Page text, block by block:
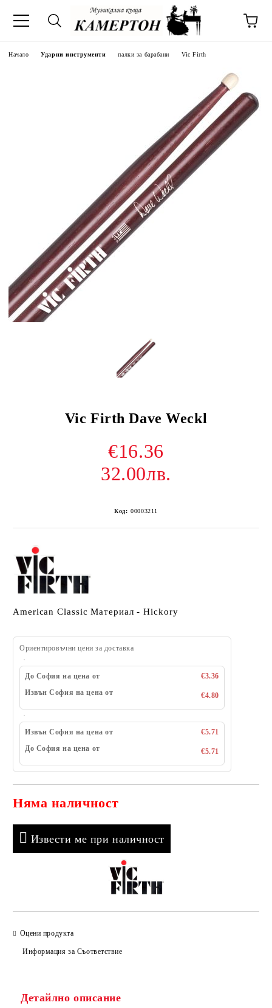
Начало Ударни инструменти палки за барабани Vic Firth
Vic Firth Dave Weckl
€16.36
32.00лв.
Код: 00003211
American Classic Материал - Hickory
Ориентировъчни цени за доставка
До София на цена от
€3.36
Извън София на цена от
€4.80
Извън София на цена от
€5.71
До София на цена от
€5.71
Няма наличност
Извести ме при наличност
Оцени продукта
Информация за Съответствие
Детайлно описание